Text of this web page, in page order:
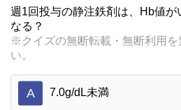
週1回投与の静注鉄剤は、Hb値が
なる？
※クイズの無断転載・無断利用を
い。
A 7.0g/dL未満